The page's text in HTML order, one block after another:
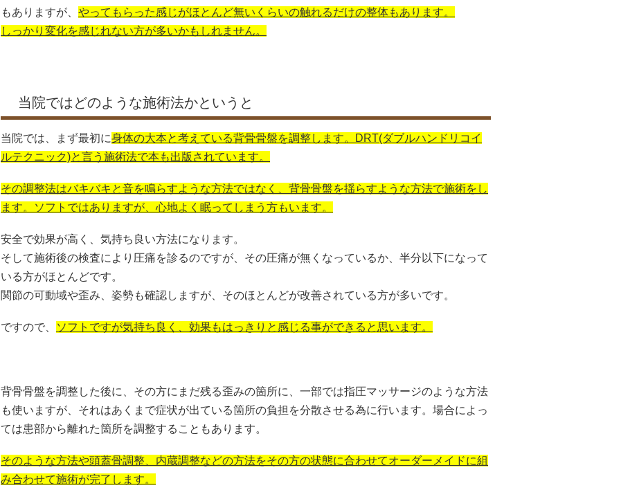
もありますが、 やってもらった感じがほとんど無いくらいの触れるだけの整体もあります。
しっかり変化を感じれない方が多いかもしれません。
当院ではどのような施術法かというと
当院では、まず最初に身体の大本と考えている背骨骨盤を調整します。DRT(ダブルハンドリコイ
ルテクニック)と言う施術法で本も出版されています。
その調整法はバキバキと音を鳴らすような方法ではなく、背骨骨盤を揺らすような方法で施術をし
ます。ソフトではありますが、心地よく眠ってしまう方もいます。
安全で効果が高く、気持ち良い方法になります。
そして施術後の検査により圧痛を診るのですが、その圧痛が無くなっているか、半分以下になって
いる方がほとんどです。
関節の可動域や歪み、姿勢も確認しますが、そのほとんどが改善されている方が多いです。
ですので、 ソフトですが気持ち良く、効果もはっきりと感じる事ができると思います。
背骨骨盤を調整した後に、その方にまだ残る歪みの箇所に、一部では指圧マッサージのような方法
も使いますが、それはあくまで症状が出ている箇所の負担を分散させる為に行います。場合によっ
ては患部から離れた箇所を調整することもあります。
そのような方法や頭蓋骨調整、内蔵調整などの方法をその方の状態に合わせてオーダーメイドに組
み合わせて施術が完了します。